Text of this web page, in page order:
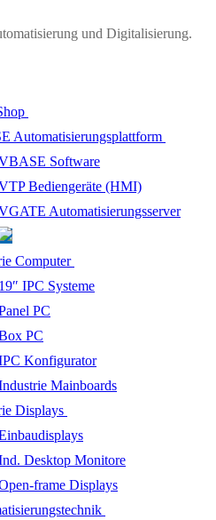
und Digitalisierung.
Automatisierungsplattform
Software
Bediengeräte (HMI)
Automatisierungsserver
Computer
19″ IPC Systeme
PC
PC
Konfigurator
Mainboards
Displays
Desktop Monitore
frame Displays